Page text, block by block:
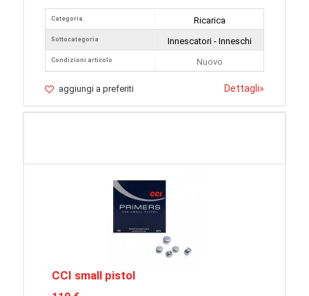
Categoria
Sottocategoria
Condizioni articolo
Ricarica
Innescatori - Inneschi
Nuovo
aggiungi a preferiti Dettagli»
CCI small pistol